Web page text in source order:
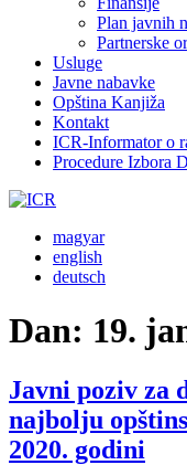
Plan javnih
Partnerske
Usluge
Javne nabavke
Opština Kanjiža
Kontakt
ICR-Informator o
Procedure Izbora
magyar
english
deutsch
Dan: 19.
Javni poziv za
najbolju
2020. godini